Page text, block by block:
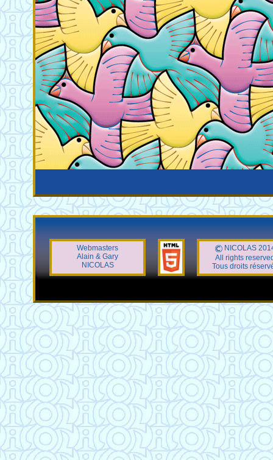
Webmasters
Alain & Gary
NICOLAS
NICOLAS
All rights
Tous droits